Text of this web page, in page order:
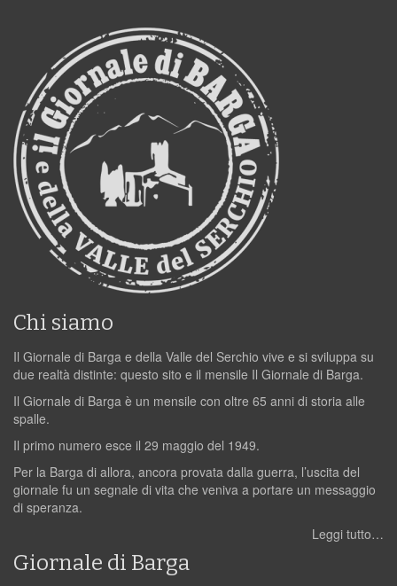
Chi siamo
Il Giornale di Barga e della Valle del Serchio vive e si sviluppa su
due realtà distinte: questo sito e il mensile Il Giornale di Barga.
Il Giornale di Barga è un mensile con oltre 65 anni di storia alle
spalle.
Il primo numero esce il 29 maggio del 1949.
Per la Barga di allora, ancora provata dalla guerra, l’uscita del
giornale fu un segnale di vita che veniva a portare un messaggio
di speranza.
Leggi tutto…
Giornale di Barga